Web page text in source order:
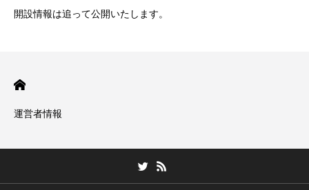
開設情報は追って公開いたします。
運営者情報